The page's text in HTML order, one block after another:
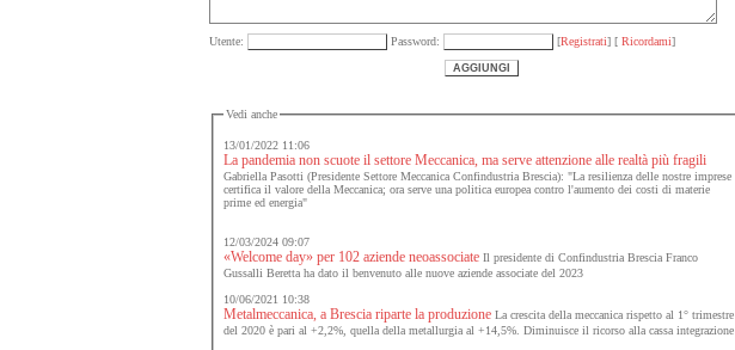
Utente: Password: [Registrati] [ Ricordami]
Vedi anche
13/01/2022 11:06
La pandemia non scuote il settore Meccanica, ma serve attenzione alle realtà più fragili
Gabriella Pasotti (Presidente Settore Meccanica Confindustria Brescia): "La resilienza delle nostre imprese
certifica il valore della Meccanica; ora serve una politica europea contro l'aumento dei costi di materie
prime ed energia"
12/03/2024 09:07
«Welcome day» per 102 aziende neoassociateIl presidente di Confindustria Brescia Franco
Gussalli Beretta ha dato il benvenuto alle nuove aziende associate del 2023
10/06/2021 10:38
Metalmeccanica, a Brescia riparte la produzioneLa crescita della meccanica rispetto al 1° trimestre
del 2020 è pari al +2,2%, quella della metallurgia al +14,5%. Diminuisce il ricorso alla cassa integrazione